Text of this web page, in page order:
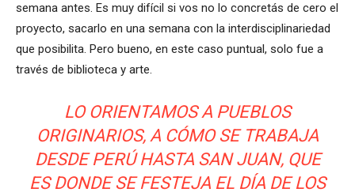
semana antes. Es muy difícil si vos no lo concretás de cero el
proyecto, sacarlo en una semana con la interdisciplinariedad
que posibilita. Pero bueno, en este caso puntual, solo fue a
través de biblioteca y arte.
LO ORIENTAMOS A PUEBLOS
ORIGINARIOS, A CÓMO SE TRABAJA
DESDE PERÚ HASTA SAN JUAN, QUE
ES DONDE SE FESTEJA EL DÍA DE LOS